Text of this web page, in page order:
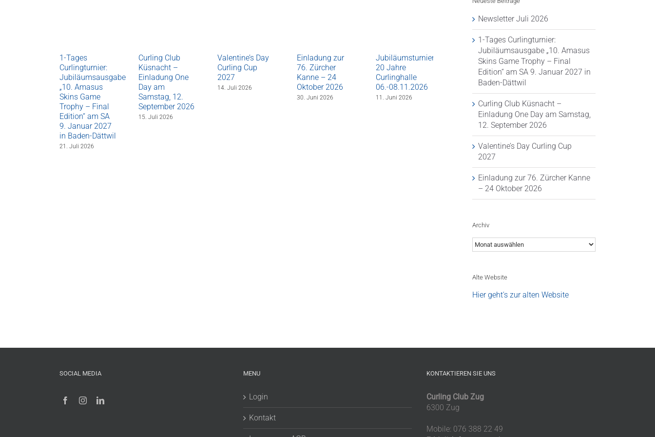
1-Tages
Curlingturnier:
Jubiläumsausgabe
„10. Amasus
Skins Game
Trophy – Final
Edition“ am SA
9. Januar 2027
in Baden-Dättwil
21. Juli 2026
Curling Club
Küsnacht –
Einladung One
Day am
Samstag, 12.
September 2026
15. Juli 2026
Valentine’s Day
Curling Cup
2027
14. Juli 2026
Einladung zur
76. Zürcher
Kanne – 24
Oktober 2026
30. Juni 2026
Jubiläumsturnier
20 Jahre
Curlinghalle
06.-08.11.2026
11. Juni 2026
1-Tages
Curlingturnier:
Jubiläumsausgabe
„10. Amasus
Skins Game
Trophy – Final
Edition“ am SA
9. Januar 2027
in Baden-Dättwil
21. Juli 2026
Curling Club
Küsnacht –
Einladung One
Samstag, 12.
September 2026
15. Juli 2026
Newsletter Juli 2026
1-Tages Curlingturnier:
Jubiläumsausgabe „10. Amasus
Skins Game Trophy – Final
Edition“ am SA 9. Januar 2027 in
Baden-Dättwil
Curling Club Küsnacht –
Einladung One Day am Samstag,
12. September 2026
Valentine’s Day Curling Cup
2027
Einladung zur 76. Zürcher Kanne
– 24 Oktober 2026
Archiv
Archiv
Alte Website
Hier geht's zur alten Website
SOCIAL MEDIA MENU
Login
Kontakt
KONTAKTIEREN SIE UNS
Curling Club Zug
6300 Zug
Mobile: 076 388 22 49